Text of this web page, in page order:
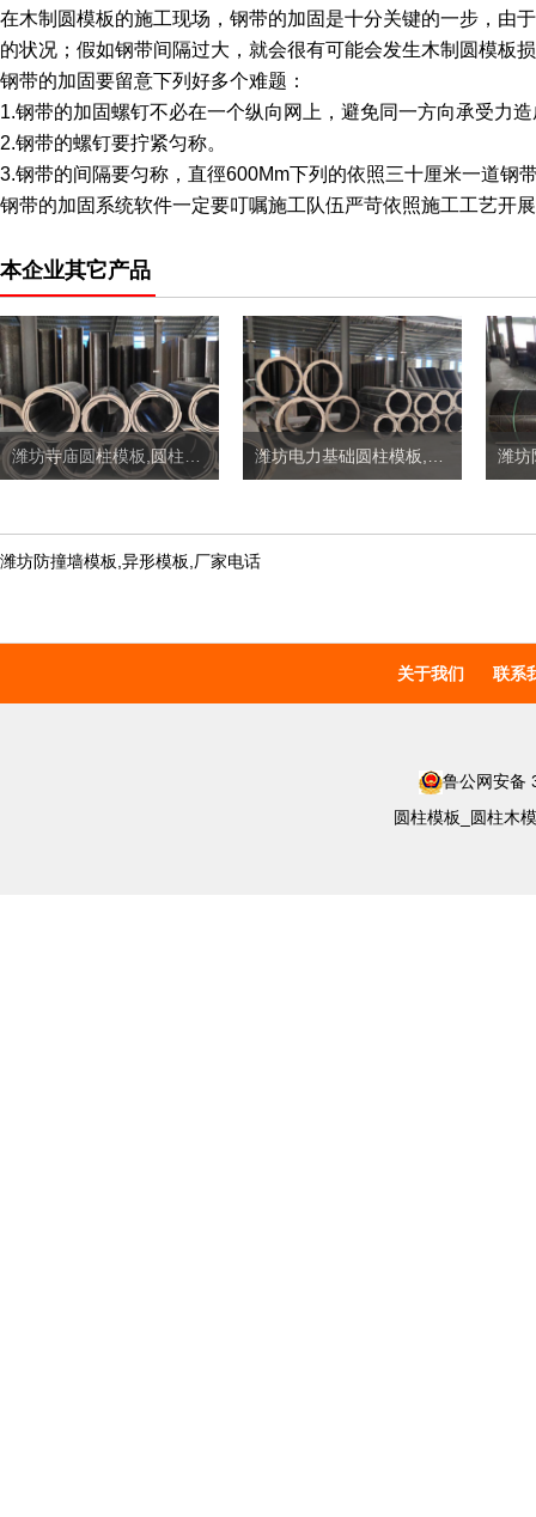
在木制圆模板的施工现场，钢带的加固是十分关键的一步，由
的状况；假如钢带间隔过大，就会很有可能会发生木制圆模板
钢带的加固要留意下列好多个难题：
1.钢带的加固螺钉不必在一个纵向网上，避免同一方向承受力
2.钢带的螺钉要拧紧匀称。
3.钢带的间隔要匀称，直徑600Mm下列的依照三十厘米一道钢
钢带的加固系统软件一定要叮嘱施工队伍严苛依照施工工艺开
本企业其它产品
潍坊寺庙圆柱模板,圆柱子模板定制价格
潍坊防撞墙模板,异形模板,厂家电话
关于我们 联系
鲁公网安备
圆柱模板_圆柱木